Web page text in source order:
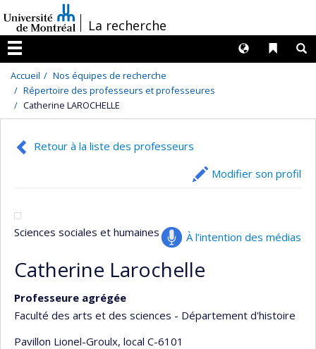
au
contenu
/La recherche
Menu
Liens
Langues
Accueil
Nos équipes de recherche
Répertoire des professeurs et professeures
Catherine LAROCHELLE
Retour à la liste des professeurs
Modifier son profil
À l’intention des médias
Sciences sociales et humaines
Catherine Larochelle
Professeure agrégée
Faculté des arts et des sciences - Département d'histoire
Pavillon Lionel-Groulx, local C-6101